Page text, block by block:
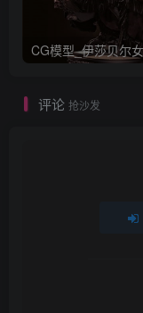
评论 抢沙发